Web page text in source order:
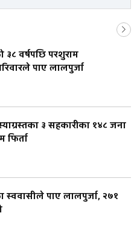
३८ वर्षपछि परशुराम
पाए लालपुर्जा
३ सहकारीका १४८ जना
फिर्ता
स्ववासीले पाए लालपुर्जा, २७१